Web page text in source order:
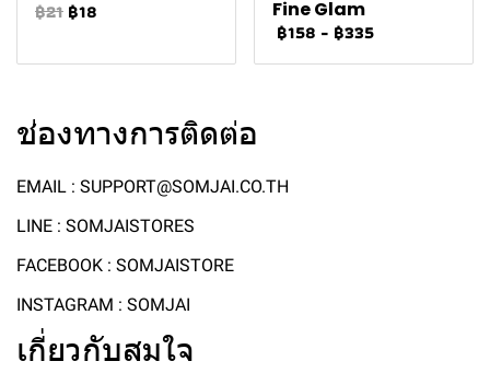
฿21 ฿18
Fine Glam
฿158 - ฿335
ช่องทางการติดต่อ
EMAIL : SUPPORT@SOMJAI.CO.TH
LINE : SOMJAISTORES
FACEBOOK : SOMJAISTORE
INSTAGRAM : SOMJAI
เกี่ยวกับสมใจ